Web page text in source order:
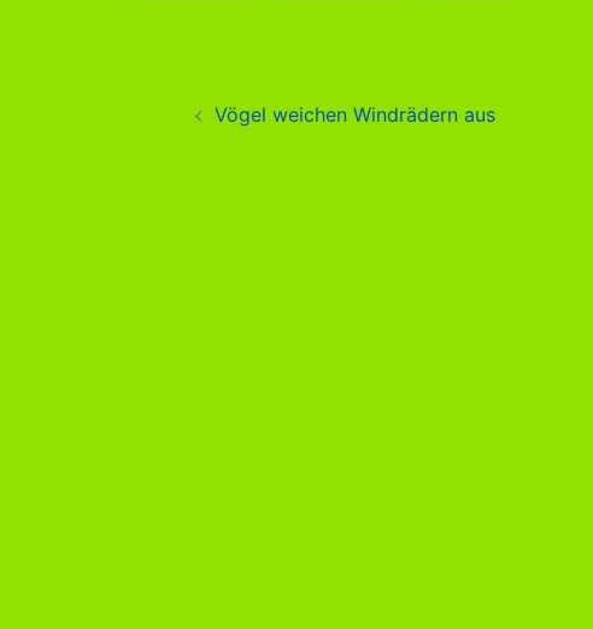
Vögel weichen Windrädern aus